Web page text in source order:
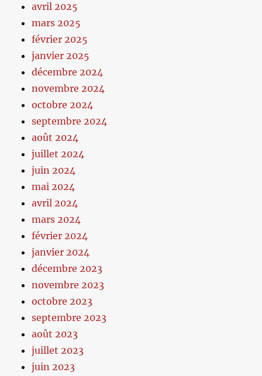
avril 2025
mars 2025
février 2025
janvier 2025
décembre 2024
novembre 2024
octobre 2024
septembre 2024
août 2024
juillet 2024
juin 2024
mai 2024
avril 2024
mars 2024
février 2024
janvier 2024
décembre 2023
novembre 2023
octobre 2023
septembre 2023
août 2023
juillet 2023
juin 2023